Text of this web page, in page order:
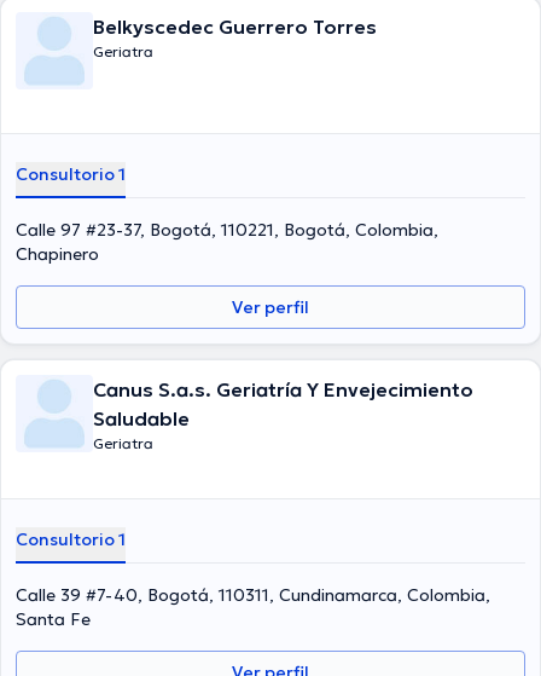
Belkyscedec Guerrero Torres
Geriatra
Consultorio 1
Calle 97 #23-37, Bogotá, 110221, Bogotá, Colombia,
Chapinero
Ver perfil
Canus S.a.s. Geriatría Y Envejecimiento
Saludable
Geriatra
Consultorio 1
Calle 39 #7-40, Bogotá, 110311, Cundinamarca, Colombia,
Santa Fe